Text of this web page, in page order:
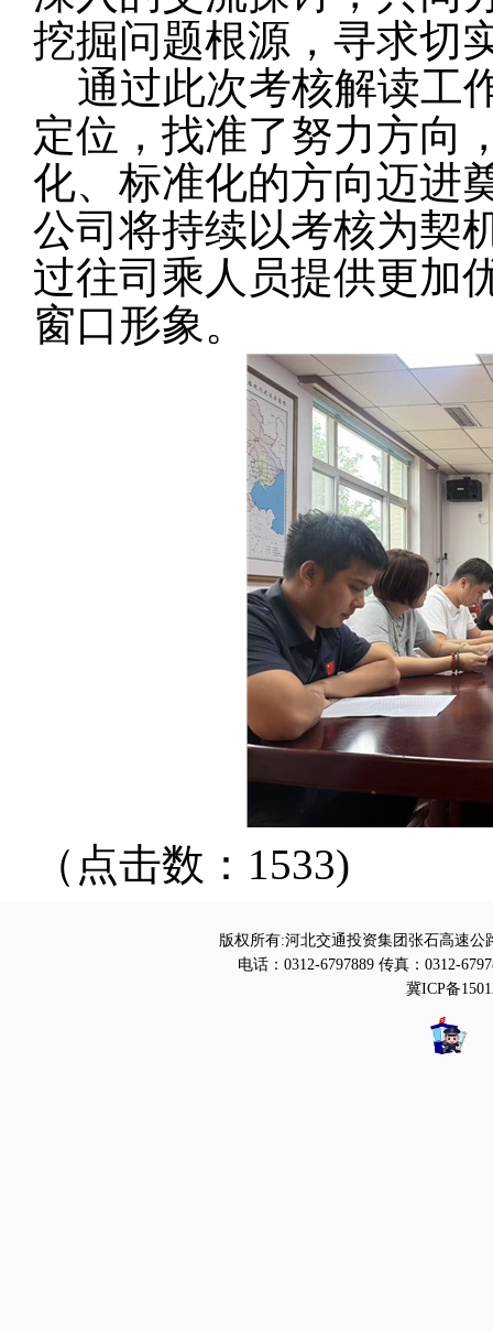
挖掘问题根源，寻求切
通过此次考核解读工
定位，找准了努力方向
化、标准化的方向迈进
公司将持续以考核为契
过往司乘人员提供更加
窗口形象。
（点击数：1533)
版权所有:河北交通投资集团张石高速公
电话：0312-6797889 传真：0312-
冀ICP备